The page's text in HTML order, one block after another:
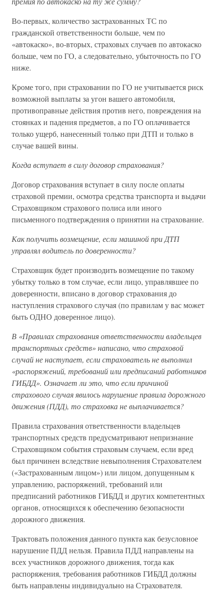
Во-первых, количество застрахованных ТС по
гражданской ответственности больше, чем по
«автокаско», во-вторых, страховых случаев по автокаско
больше, чем по ГО, а следовательно, убыточность по ГО
ниже.
Кроме того, при страховании по ГО не учитывается риск
возможной выплаты за угон вашего автомобиля,
противоправные действия против него, повреждения на
стоянках и падения предметов, а по ГО оплачивается
только ущерб, нанесенный только при ДТП и только в
случае вашей вины.
Когда вступает в силу договор страхования?
Договор страхования вступает в силу после оплаты
страховой премии, осмотра средства транспорта и выдачи
Страховщиком страхового полиса или иного
письменного подтверждения о принятии на страхование.
Как получить возмещение, если машиной при ДТП
управлял водитель по доверенности?
Страховщик будет производить возмещение по такому
убытку только в том случае, если лицо, управлявшее по
доверенности, вписано в договор страхования до
наступления страхового случая (по правилам у вас может
быть ОДНО доверенное лицо).
В «Правилах страхования ответственности владельцев
транспортных средств» написано, что страховой
случай не наступает, если страхователь не выполнил
«распоряжений, требований или предписаний работников
ГИБДД». Означает ли это, что если причиной
страхового случая явилось нарушение правила дорожного
движения (ПДД), то страховка не выплачивается?
Правила страхования ответственности владельцев
транспортных средств предусматривают непризнание
Страховщиком события страховым случаем, если вред
был причинен вследствие невыполнения Страхователем
(«Застрахованным лицом») или лицом, допущенным к
управлению, распоряжений, требований или
предписаний работников ГИБДД и других компетентных
органов, относящихся к обеспечению безопасности
дорожного движения.
Трактовать положения данного пункта как безусловное
нарушение ПДД нельзя. Правила ПДД направлены на
всех участников дорожного движения, тогда как
распоряжения, требования работников ГИБДД должны
быть направлены индивидуально на Страхователя.